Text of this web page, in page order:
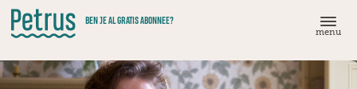
Doorgaan
naar
hoofdinhoud
BEN JE AL GRATIS ABONNEE?
menu